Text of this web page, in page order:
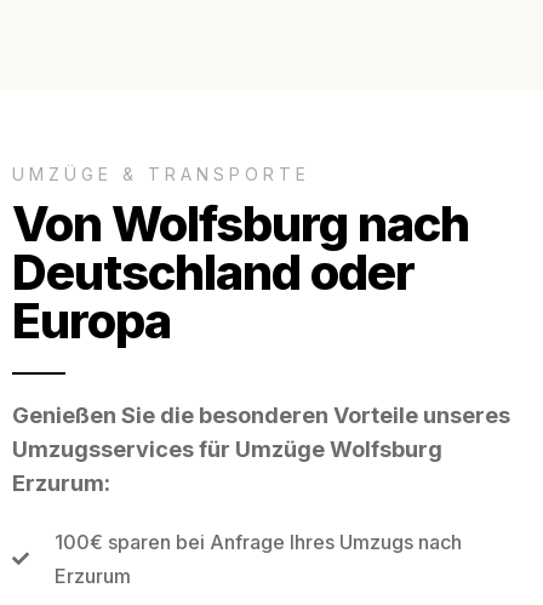
UMZÜGE & TRANSPORTE
Von Wolfsburg nach
Deutschland oder
Europa
Genießen Sie die besonderen Vorteile unseres
Umzugsservices für Umzüge Wolfsburg
Erzurum:
100€ sparen bei Anfrage Ihres Umzugs nach
Erzurum